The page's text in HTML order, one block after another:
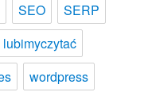
SEO
SERP
lubimyczytać
wordpress